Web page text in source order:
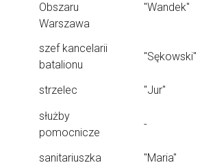
Obszaru
Warszawa
"Wandek"
szef kancelarii
batalionu
"Sękowski"
strzelec "Jur"
służby
pomocnicze
-
sanitariuszka "Maria"